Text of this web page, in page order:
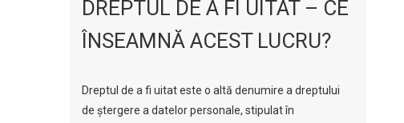
DREPTUL DE A FI UITAT – CE
ÎNSEAMNĂ ACEST LUCRU?
Dreptul de a fi uitat este o altă denumire a dreptului
de ștergere a datelor personale, stipulat în